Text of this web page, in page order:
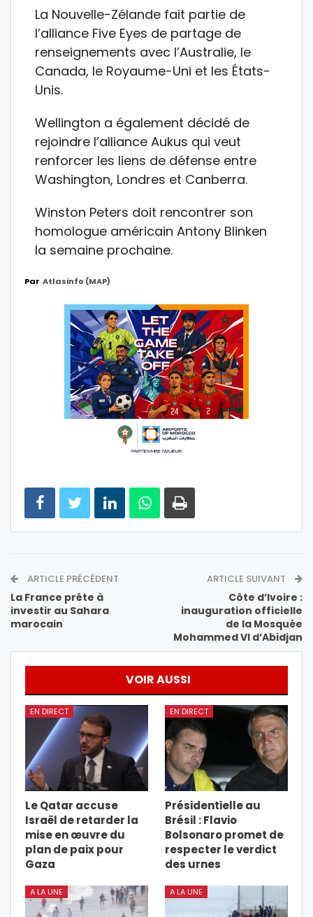
La Nouvelle-Zélande fait partie de
l’alliance Five Eyes de partage de
renseignements avec l’Australie, le
Canada, le Royaume-Uni et les États-
Unis.
Wellington a également décidé de
rejoindre l’alliance Aukus qui veut
renforcer les liens de défense entre
Washington, Londres et Canberra.
Winston Peters doit rencontrer son
homologue américain Antony Blinken
la semaine prochaine.
Par Atlasinfo (MAP)
ARTICLE PRÉCÉDENT
La France prête à
investir au Sahara
marocain
ARTICLE SUIVANT
Côte d’Ivoire :
inauguration officielle
de la Mosquée
Mohammed VI d’Abidjan
VOIR AUSSI
EN DIRECT
Le Qatar accuse
Israël de retarder la
mise en œuvre du
plan de paix pour
Gaza
EN DIRECT
Présidentielle au
Brésil : Flavio
Bolsonaro promet de
respecter le verdict
des urnes
A LA UNE A LA UNE